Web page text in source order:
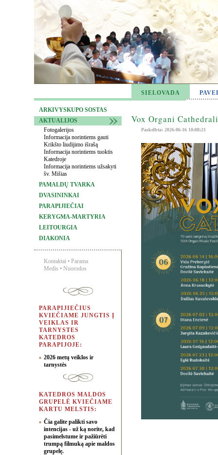
SIELOVADA
ARKIVYSKUPO SOSTAS
AKTUALIJOS
Fotogalerijos
Informacija norintiems gauti
Krikšto liudijimo išrašą
Informacija norintiems tuoktis
Katedroje
Informacija norintiems užsakyti
šv. Mišias
PAMALDŲ TVARKA
DVASININKAI
PARAPIJIEČIAI
KERYGMA-MARTYRIA
LEITOURGIA
DIAKONIA
Kontaktai • Parama
Medis • Nuorodos
PARAPIJIEČIUS
KVIEČIAME JUNGTIS Į
VEIKLAS IR
TARNYSTES
KATEDROS
PARAPIJOJE:
2026 metų veiklos ir
tarnystės
KATEDROS MALDOS
GRUPELĖ KVIEČIAME
KARTU MELSTIS:
Čia galite palikti savo
intencijas - už ką norite, kad
pasimelstume ir pažiūrėti
trumpą filmuką apie maldos
grupelę.
Vox Organi
Paskelbta: 2026-06-16 10:08:21